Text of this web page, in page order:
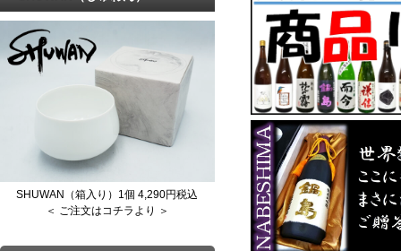
SHUWAN（箱入り）1個 4,290円税込
＜ ご注文はコチラより ＞